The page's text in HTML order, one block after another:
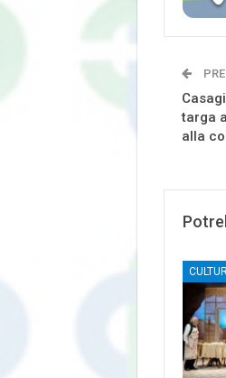
targa
alla